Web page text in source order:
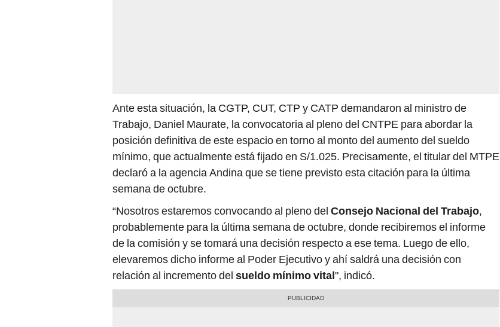
Ante esta situación, la CGTP, CUT, CTP y CATP demandaron al ministro de
Trabajo, Daniel Maurate, la convocatoria al pleno del CNTPE para abordar la
posición definitiva de este espacio en torno al monto del aumento del sueldo
mínimo, que actualmente está fijado en S/1.025. Precisamente, el titular del MTPE
declaró a la agencia Andina que se tiene previsto esta citación para la última
semana de octubre.
“Nosotros estaremos convocando al pleno del Consejo Nacional del Trabajo,
probablemente para la última semana de octubre, donde recibiremos el informe
de la comisión y se tomará una decisión respecto a ese tema. Luego de ello,
elevaremos dicho informe al Poder Ejecutivo y ahí saldrá una decisión con
relación al incremento del sueldo mínimovital", indicó.